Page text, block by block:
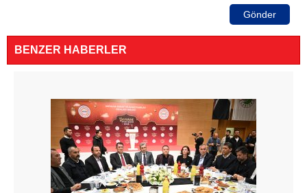
Gönder
BENZER HABERLER